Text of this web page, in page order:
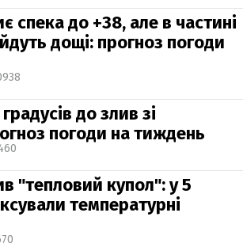
спека до +38, але в частині
дощі: прогноз погоди
до злив зі
погоди на тиждень
"тепловий купол": у 5
температурні